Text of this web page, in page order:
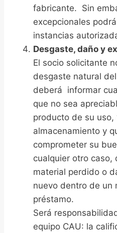
fabricante. Sin
excepcionales
instancias
Desgaste, daño y
El socio solicitante
desgaste natural
deberá informar
que no sea
producto de su
almacenamiento y
comprometer su
cualquier otro caso,
material perdido o
nuevo dentro de un
préstamo.
Será
equipo CAU: la